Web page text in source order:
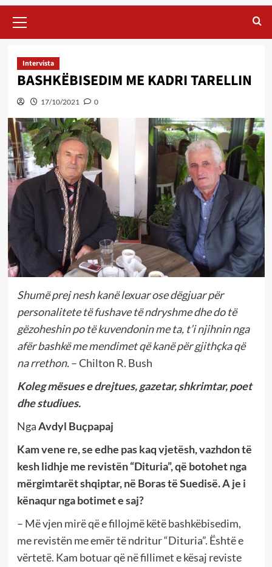
Menu
Intervista
BASHKËBISEDIM ME KADRI TARELLIN
17/10/2021 0
Shumë prej nesh kanë lexuar ose dëgjuar për
personalitete të fushave të ndryshme dhe do të
gëzoheshin po të kuvendonin me ta, t’i njihnin nga
afër bashkë me mendimet që kanë për gjithçka që
na rrethon.– Chilton R. Bush
Koleg mësues e drejtues, gazetar, shkrimtar, poet
dhe studiues.
NgaAvdyl Buçpapaj
Kam vene re, se edhe pas kaq vjetësh, vazhdon të
kesh lidhje me revistën “Dituria”, që botohet nga
mërgimtarët shqiptar, në Boras të Suedisë. A je i
kënaqur nga botimet e saj?
– Më vjen mirë që e fillojmë këtë bashkëbisedim,
me revistën me emër të ndritur “Dituria”. Është e
vërtetë. Kam botuar që në fillimet e kësaj reviste